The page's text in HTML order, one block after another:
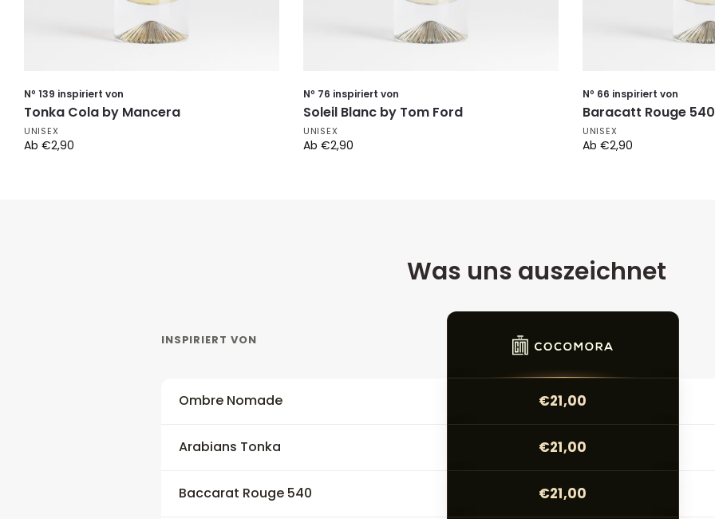
Nº 139 inspiriert von
Tonka Cola by Mancera
UNISEX
Ab €2,90
Nº 76 inspiriert von
Soleil Blanc by Tom Ford
UNISEX
Ab €2,90
Nº 66 inspiriert von
Baracatt Rouge 540
UNISEX
Ab €2,90
Was uns auszeichnet
INSPIRIERT VON
Ombre Nomade €21,00
Arabians Tonka €21,00
Baccarat Rouge 540 €21,00